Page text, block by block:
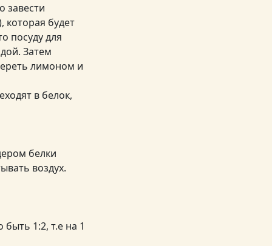
завести
которая будет
посуду для
Затем
лимоном и
в белок,
белки
воздух.
1:2, т.е на 1